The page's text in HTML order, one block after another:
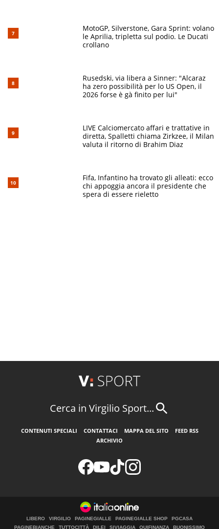
MotoGP, Silverstone, Gara Sprint: volano
le Aprilia, tripletta sul podio. Le Ducati
crollano
Rusedski, via libera a Sinner: "Alcaraz
ha zero possibilità per lo US Open, il
2026 forse è gà finito per lui"
LIVE Calciomercato affari e trattative in
diretta, Spalletti chiama Zirkzee, il Milan
valuta il ritorno di Brahim Diaz
Fifa, Infantino ha trovato gli alleati: ecco
chi appoggia ancora il presidente che
spera di essere rieletto
Cerca in Virgilio Sport...
CONTENUTI SPECIALI CONTATTACI MAPPA DEL SITO
FEED RSS
ARCHIVIO
LIBERO VIRGILIO PAGINEGIALLE PAGINEGIALLE SHOP
PGCASA
PAGINEBIANCHE
TUTTOCITTÀ DILEI SIVIAGGIA QUIFINANZA BUONISSIMO